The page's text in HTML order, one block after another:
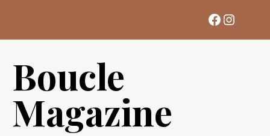
contenu
Facebook
Boucle
Magazine